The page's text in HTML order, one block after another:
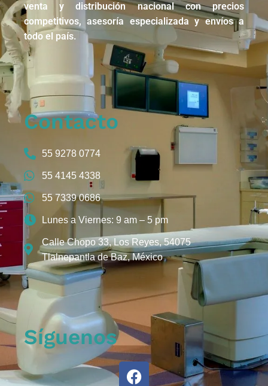
venta y distribución nacional con precios
competitivos, asesoría especializada y envíos a
todo el país.
Contacto
55 9278 0774
55 4145 4338
55 7339 0686
Lunes a Viernes: 9 am – 5 pm
Calle Chopo 33, Los Reyes, 54075
Tlalnepantla de Baz, México
Síguenos